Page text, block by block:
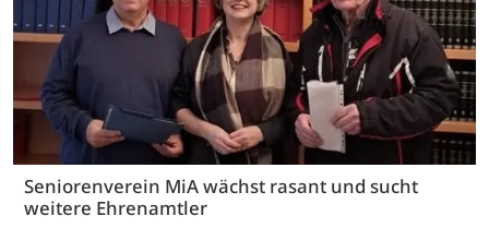
Seniorenverein MiA wächst rasant und sucht
weitere Ehrenamtler